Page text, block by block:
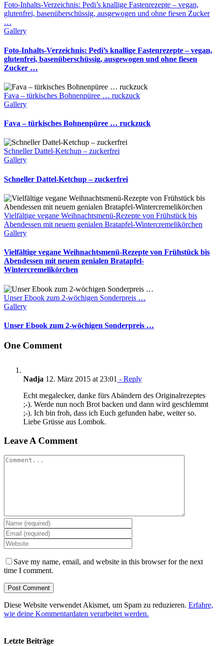
Foto-Inhalts-Verzeichnis: Pedi’s knallige Fastenrezepte – vegan,
glutenfrei, basenüberschüssig, ausgewogen und ohne fiesen Zucker
…
Gallery
Foto-Inhalts-Verzeichnis: Pedi’s knallige Fastenrezepte – vegan,
glutenfrei, basenüberschüssig, ausgewogen und ohne fiesen
Zucker …
Fava – türkisches Bohnenpüree … ruckzuck
Gallery
Fava – türkisches Bohnenpüree … ruckzuck
Schneller Dattel-Ketchup – zuckerfrei
Gallery
Schneller Dattel-Ketchup – zuckerfrei
Vielfältige vegane Weihnachtsmenü-Rezepte von Frühstück bis
Abendessen mit neuem genialen Bratapfel-Wintercremelikörchen
Gallery
Vielfältige vegane Weihnachtsmenü-Rezepte von Frühstück bis
Abendessen mit neuem genialen Bratapfel-
Wintercremelikörchen
Unser Ebook zum 2-wöchigen Sonderpreis …
Gallery
Unser Ebook zum 2-wöchigen Sonderpreis …
One Comment
Nadja 12. März 2015 at 23:01 - Reply
Echt megalecker, danke fürs Abändern des Originalrezeptes
;-). Werde nun noch Brot backen und dann wird geschlemmt
;-). Ich bin froh, dass ich Euch gefunden habe, weiter so.
Liebe Grüsse aus Lombok.
Leave A Comment
Comment
Save my name, email, and website in this browser for the next
time I comment.
Diese Website verwendet Akismet, um Spam zu reduzieren. Erfahre,
wie deine Kommentardaten verarbeitet werden.
Letzte Beiträge